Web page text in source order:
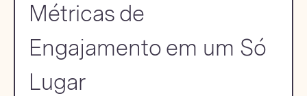
Métricas de
Engajamento em um Só
Lugar